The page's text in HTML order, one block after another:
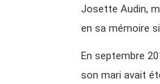
Josette Audin,
en sa mémoire
En septembre
son mari avait